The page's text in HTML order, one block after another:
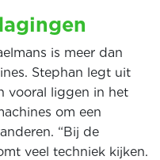
is meer dan
Stephan legt uit
vooral liggen in het
om een
“Bij de
veel techniek kijken.